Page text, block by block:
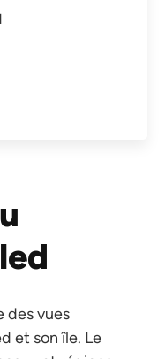
des vues
et son île. Le